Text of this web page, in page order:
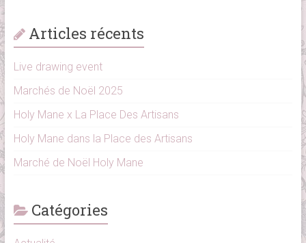
Articles récents
Live drawing event
Marchés de Noël 2025
Holy Mane x La Place Des Artisans
Holy Mane dans la Place des Artisans
Marché de Noël Holy Mane
Catégories